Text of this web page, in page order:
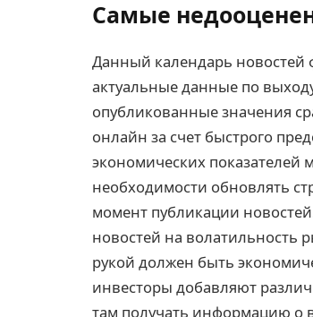
Самые
Данный календарь новостей
актуальные данные по
опубликованные значения
онлайн за счет быстрого
экономических показателей
необходимости обновлять
момент публикации
новостей на волатильность
рукой должен быть
инвесторы добавляют
там получать информацию о